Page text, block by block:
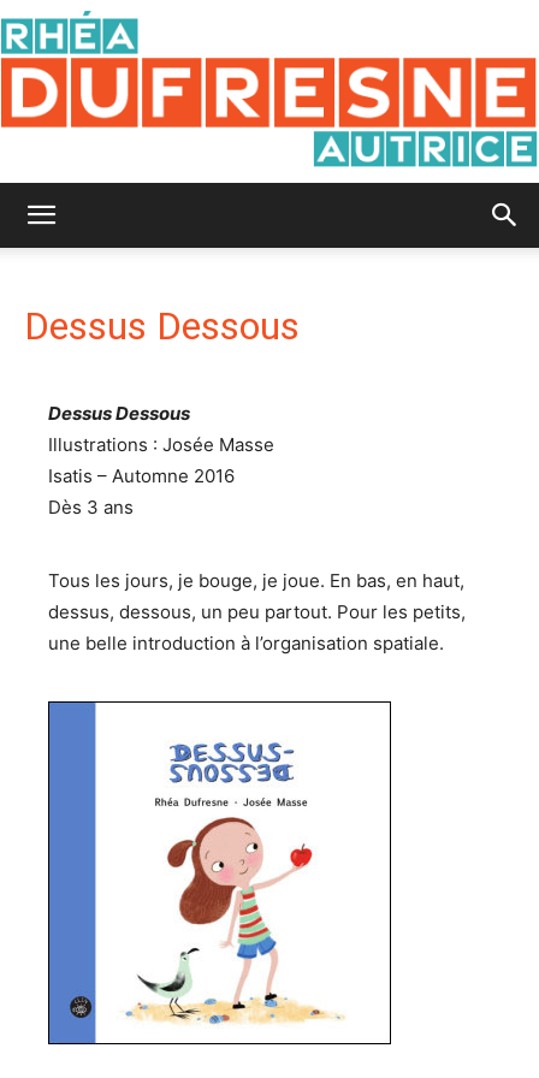
Dufresne
Dessus Dessous
Dessus Dessous
Illustrations : Josée Masse
Isatis – Automne 2016
Dès 3 ans
Tous les jours, je bouge, je joue. En bas, en haut,
dessus, dessous, un peu partout. Pour les petits,
une belle introduction à l’organisation spatiale.